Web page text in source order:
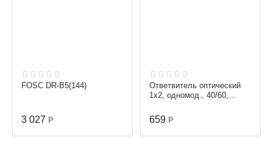
FOSC DR-B5(144)
3 027 Р
Ответвитель оптический
1х2, одномод., 40/60,
неоконцованный
659 Р